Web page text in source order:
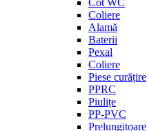
Cot WC
Coliere
Alamă
Baterii
Pexal
Coliere
Piese curățire
PPRC
Piulițe
PP-PVC
Prelungitoare